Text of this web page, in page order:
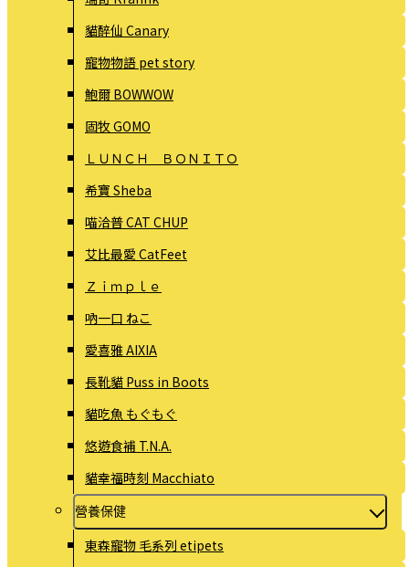
貓醉仙 Canary
寵物物語 pet story
鮑爾 BOWWOW
固牧 GOMO
ＬＵＮＣＨ ＢＯＮＩＴＯ
希寶 Sheba
喵洽普 CAT CHUP
艾比最愛 CatFeet
Ｚｉｍｐｌｅ
吶一口 ねこ
愛喜雅 AIXIA
長靴貓 Puss in Boots
貓吃魚 もぐもぐ
悠遊食補 T.N.A.
貓幸福時刻 Macchiato
營養保健
東森寵物 毛系列 etipets